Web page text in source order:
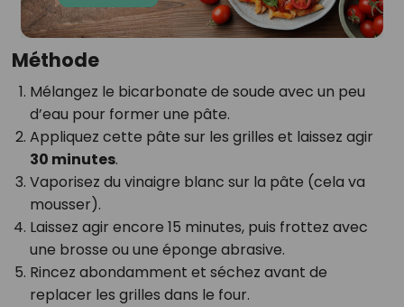
Méthode
Mélangez le bicarbonate de soude avec un peu
d’eau pour former une pâte.
Appliquez cette pâte sur les grilles et laissez agir
30 minutes.
Vaporisez du vinaigre blanc sur la pâte (cela va
mousser).
Laissez agir encore 15 minutes, puis frottez avec
une brosse ou une éponge abrasive.
Rincez abondamment et séchez avant de
replacer les grilles dans le four.